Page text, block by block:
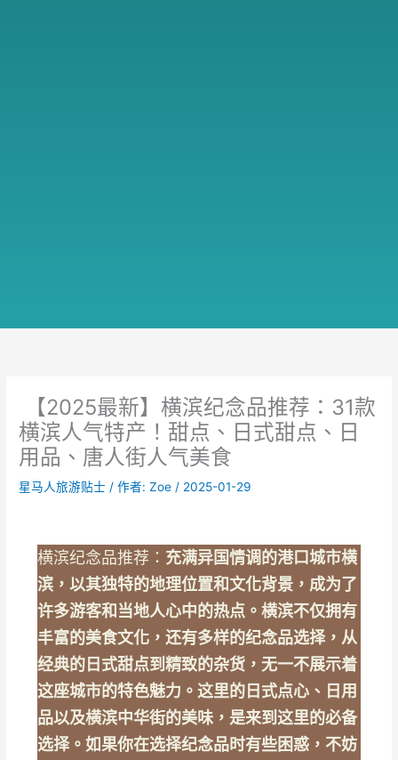
【2025最新】横滨纪念品推荐：31款
横滨人气特产！甜点、日式甜点、日
用品、唐人街人气美食
星马人旅游贴士 / 作者:Zoe / 2025-01-29
横滨纪念品推荐： 充满异国情调的港口城市横
滨，以其独特的地理位置和文化背景，成为了
许多游客和当地人心中的热点。横滨不仅拥有
丰富的美食文化，还有多样的纪念品选择，从
经典的日式甜点到精致的杂货，无一不展示着
这座城市的特色魅力。这里的日式点心、日用
品以及横滨中华街的美味，是来到这里的必备
选择。如果你在选择纪念品时有些困惑，不妨